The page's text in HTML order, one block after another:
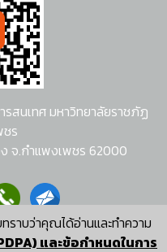
ราบว่าคุณได้อ่านและทำความ
และข้อกำหนดในการ
สนเทศ มหาวิทยาลัยราชภัฏ
ร
จ.กำแพงเพชร 62000
พวงผกา